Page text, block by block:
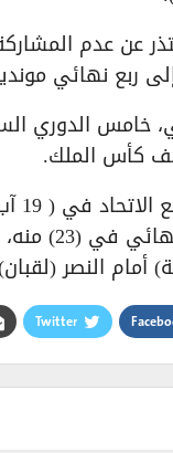
عن عدم
ربع نهائي
خامس الدوري
كأس الملك.
أمام النصر
Twitter